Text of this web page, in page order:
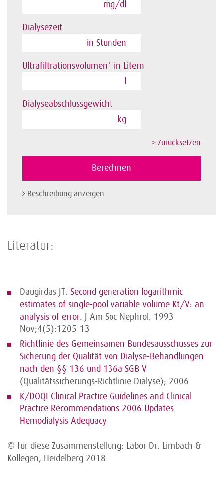
mg/dl
Dialysezeit
in Stunden
Ultrafiltrationsvolumen* in Litern
Dialyseabschlussgewicht
kg
Beschreibung anzeigen
Literatur:
Daugirdas JT. Second generation logarithmic
estimates of single-pool variable volume Kt/V: an
analysis of error. J Am Soc Nephrol. 1993
Nov;4(5):1205-13
Richtlinie des Gemeinsamen Bundesausschusses zur
Sicherung der Qualität von Dialyse-Behandlungen
nach den §§ 136 und 136a SGB V
(Qualitätssicherungs-Richtlinie Dialyse); 2006
K/DOQI Clinical Practice Guidelines and Clinical
Practice Recommendations 2006 Updates
Hemodialysis Adequacy
© für diese Zusammenstellung: Labor Dr. Limbach &
Kollegen, Heidelberg 2018